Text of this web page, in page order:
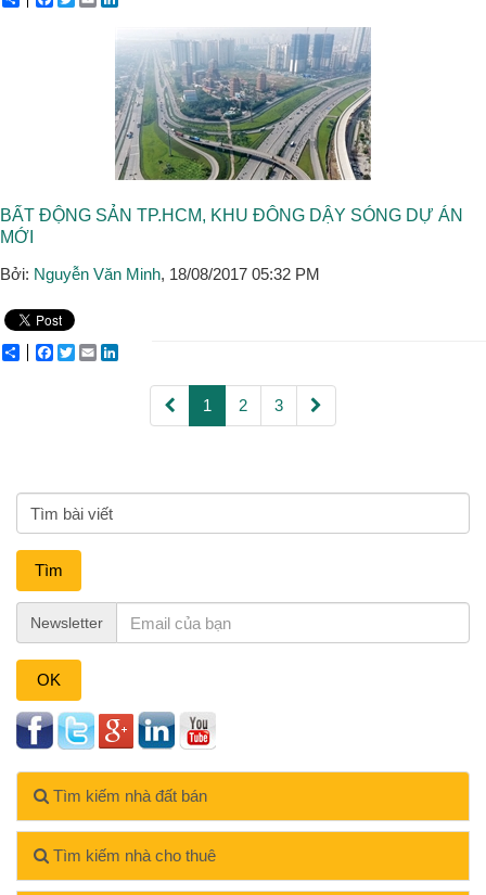
BẤT ĐỘNG SẢN TP.HCM, KHU ĐÔNG DẬY SÓNG DỰ ÁN
MỚI
Bởi: Nguyễn Văn Minh, 18/08/2017 05:32 PM
ShareFacebook
Twitter
Email
1 2 3
Tìm
Newsletter
OK
Tìm kiếm nhà đất bán
Tìm kiếm nhà cho thuê